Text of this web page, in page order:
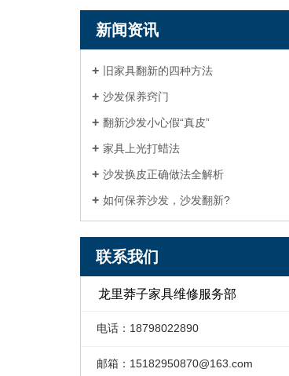
新闻资讯
旧家具翻新的四种方法
沙发保养窍门
翻新沙发小心假“真皮”
家具上光打蜡法
沙发换皮正确做法全解析
如何保养沙发，沙发翻新?
联系我们
龙里莽子家具维修服务部
电话：18798022890
邮箱： 15182950870@163.com